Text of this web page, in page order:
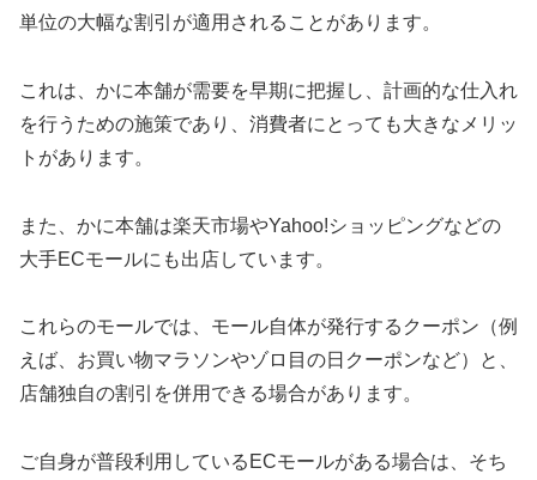
単位の大幅な割引が適用されることがあります。
これは、かに本舗が需要を早期に把握し、計画的な仕入れ
を行うための施策であり、消費者にとっても大きなメリッ
トがあります。
また、かに本舗は楽天市場やYahoo!ショッピングなどの
大手ECモールにも出店しています。
これらのモールでは、モール自体が発行するクーポン（例
えば、お買い物マラソンやゾロ目の日クーポンなど）と、
店舗独自の割引を併用できる場合があります。
ご自身が普段利用しているECモールがある場合は、そち